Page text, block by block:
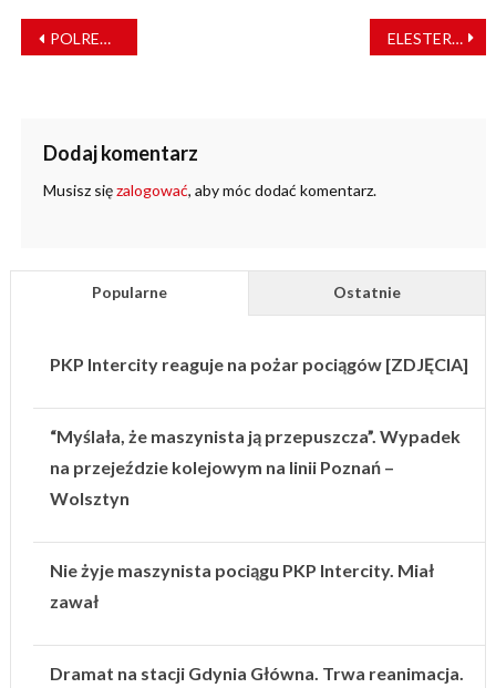
NAWIGACJA
WPISU
POLREGIO podpisało kolejny kontrakt – 10 lat realizacji połączeń w Opolskiem ELESTER-PKP wprowadza własny system sygnalizacji przejazdowej PERUN
Dodaj komentarz
Musisz sięzalogować, aby móc dodać komentarz.
Popularne Ostatnie
PKP Intercity reaguje na pożar pociągów [ZDJĘCIA]
“Myślała, że maszynista ją przepuszcza”. Wypadek
na przejeździe kolejowym na linii Poznań –
Wolsztyn
Nie żyje maszynista pociągu PKP Intercity. Miał
zawał
Dramat na stacji Gdynia Główna. Trwa reanimacja.